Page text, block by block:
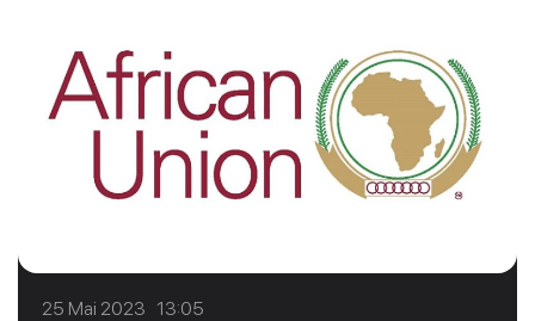
25 Mai 2023 13:05